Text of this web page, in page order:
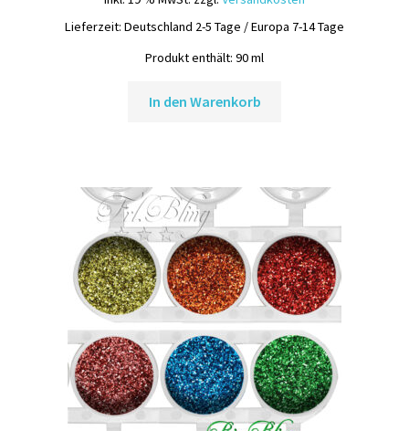
35,70 €
Lieferzeit: Deutschland 2-5 Tage / Europa 7-14 Tage
Produkt enthält: 90ml
In den Warenkorb